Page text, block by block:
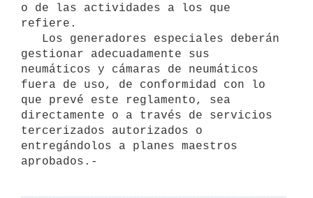
o de las actividades a los que
refiere.
gestionar adecuadamente sus
neumáticos y cámaras de neumáticos
fuera de uso, de conformidad con lo
que prevé este reglamento, sea
directamente o a través de servicios
tercerizados autorizados o
entregándolos a planes maestros